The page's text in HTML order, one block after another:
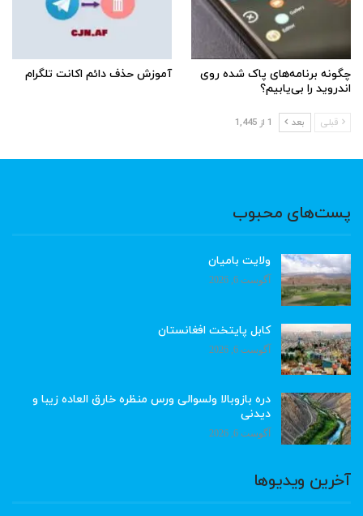
چگونه برنامه‌های پاک شده روی
اندروید را بی‌یابیم؟
آموزش حذف دائم اکانت تلگرام
قبلی بعد 1 از 1,445
پست‌های محبوب
ولایت بامیان
آگوست 6, 2026
کابل پایتخت افغانستان
آگوست 6, 2026
دره بازوبالا ولسوالی ورس منظره خارق العاده زیبا و
دیدنی
آگوست 6, 2026
آخرین ویدیوها